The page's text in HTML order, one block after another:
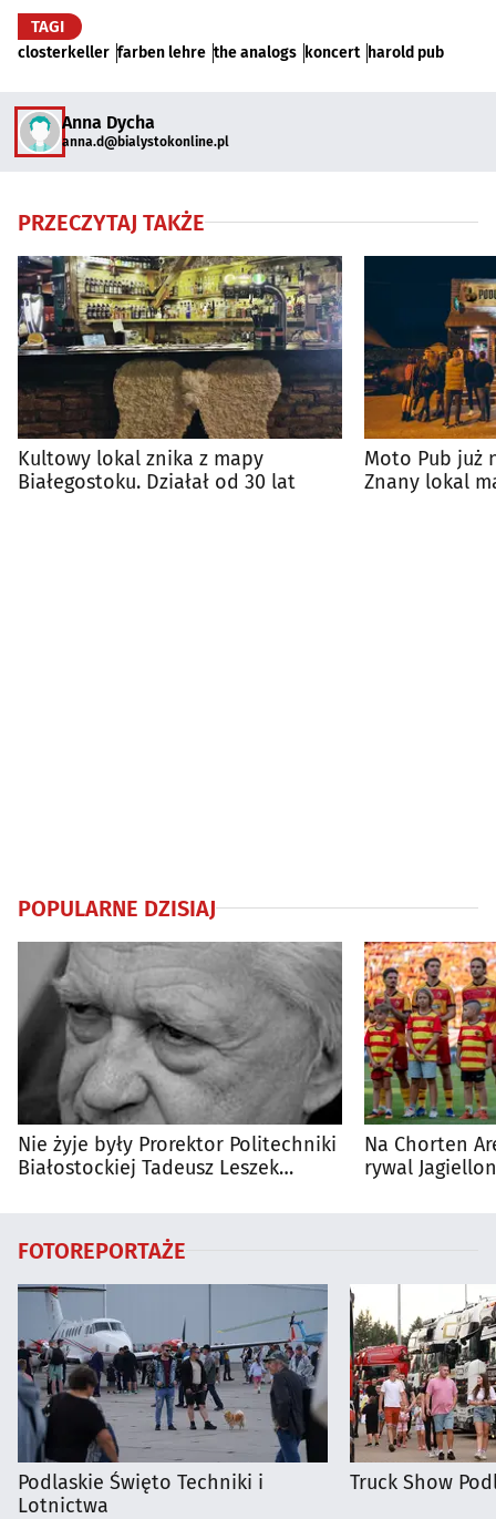
TAGI
closterkeller farben lehre the analogs koncert harold pub
Anna Dycha
anna.d@bialystokonline.pl
PRZECZYTAJ TAKŻE
Kultowy lokal znika z mapy
Białegostoku. Działał od 30 lat
Moto Pub już
Znany lokal
POPULARNE DZISIAJ
Nie żyje były Prorektor Politechniki
Białostockiej Tadeusz Leszek
Na Chorten
rywal
FOTOREPORTAŻE
Podlaskie Święto Techniki i
Lotnictwa
Truck Show